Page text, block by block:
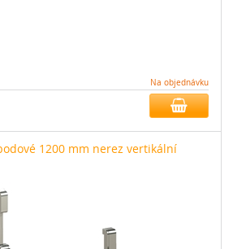
Na objednávku
bodové 1200 mm nerez vertikální